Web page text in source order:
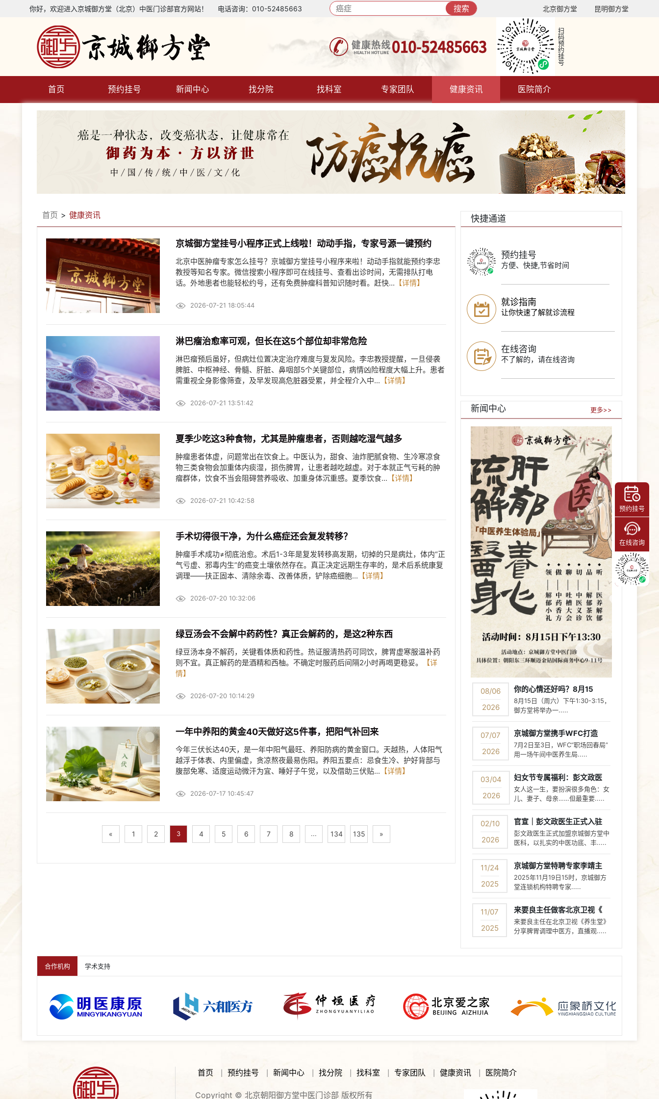
你好，欢迎进入京城御方堂（北京）中医门诊部官方网站！ 电话咨询：010-52485663 搜索 北京御方堂 昆明御方堂
扫码预约挂号
首页 预约挂号 新闻中心 找分院 找科室 专家团队 健康资讯 医院简介
预约挂号
在线咨询
首页 > 健康资讯
京城御方堂挂号小程序正式上线啦！动动手指，专家号源一键预约
北京中医肿瘤专家怎么挂号？京城御方堂挂号小程序来啦！动动手指就能预约李忠
教授等知名专家。微信搜索小程序即可在线挂号、查看出诊时间，无需排队打电
话。外地患者也能轻松约号，还有免费肿瘤科普知识随时看。赶快... 【详情】
2026-07-21 18:05:44
淋巴瘤治愈率可观，但长在这5个部位却非常危险
淋巴瘤预后虽好，但病灶位置决定治疗难度与复发风险。李忠教授提醒，一旦侵袭
脾脏、中枢神经、骨髓、肝脏、鼻咽部5个关键部位，病情凶险程度大幅上升。患者
需重视全身影像筛查，及早发现高危脏器受累，并全程介入中... 【详情】
2026-07-21 13:51:42
夏季少吃这3种食物，尤其是肿瘤患者，否则越吃湿气越多
肿瘤患者体虚，问题常出在饮食上。中医认为，甜食、油炸肥腻食物、生冷寒凉食
物三类食物会加重体内痰湿，损伤脾胃，让患者越吃越虚。对于本就正气亏耗的肿
瘤群体，饮食不当会阻碍营养吸收、加重身体沉重感。夏季饮食... 【详情】
2026-07-21 10:42:58
手术切得很干净，为什么癌症还会复发转移？
肿瘤手术成功≠彻底治愈。术后1-3年是复发转移高发期，切掉的只是病灶，体内“正
气亏虚、邪毒内生”的癌变土壤依然存在。真正决定远期生存率的，是术后系统康复
调理——扶正固本、清除余毒、改善体质，铲除癌细胞... 【详情】
2026-07-20 10:32:06
绿豆汤会不会解中药药性？真正会解药的，是这2种东西
绿豆汤本身不解药，关键看体质和药性。热证服清热药可同饮，脾胃虚寒服温补药
则不宜。真正解药的是酒精和西柚。不确定时服药后间隔2小时再喝更稳妥。
【详
情】
2026-07-20 10:14:29
一年中养阳的黄金40天做好这5件事，把阳气补回来
今年三伏长达40天，是一年中阳气最旺、养阳防病的黄金窗口。天越热，人体阳气
越浮于体表、内里偏虚，贪凉熬夜最易伤阳。养阳五要点：忌食生冷、护好背部与
腹部免寒、适度运动微汗为宜、睡好子午觉，以及借助三伏贴... 【详情】
2026-07-17 10:45:47
« 1 2 3 4 5 6 7 8 ... 134 135 »
快捷通道
预约挂号
方便、快捷,节省时间
就诊指南
让你快速了解就诊流程
在线咨询
不了解的，请在线咨询
新闻中心 更多>>
08/06
2026
你的心情还好吗？8月15
8月15日（周六）下午1:30-3:15，
御方堂将举办一.....
07/07
2026
京城御方堂携手WFC打造
7月2日至3日，WFC“职场回春局”
用一场午间中医养生局.....
03/04
2026
妇女节专属福利：彭文政医
女人这一生，要扮演很多角色：女
儿、妻子、母亲……但最重要.....
02/10
2026
官宣｜彭文政医生正式入驻
彭文政医生正式加盟京城御方堂中
医科，以扎实的中医功底、丰.....
11/24
2025
京城御方堂特聘专家李靖主
2025年11月19日15时，京城御方
堂连锁机构特聘专家.....
11/07
2025
来要良主任做客北京卫视《
来要良主任在北京卫视《养生堂》
分享脾胃调理中医方，直播观.....
合作机构 学术支持
首页 预约挂号 新闻中心 找分院 找科室 专家团队 健康资讯 医院简介
Copyright © 北京朝阳御方堂中医门诊部 版权所有